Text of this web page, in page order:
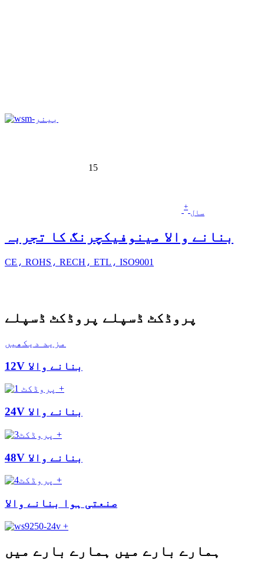
15
+
سال
بنانے والا مینوفیکچرنگ کا تجربہ
CE، ROHS، RECH، ETL، ISO9001
پروڈکٹ ڈسپلے پروڈکٹ ڈسپلے
مزید دیکھیں
12V بنانے والا
+
24V بنانے والا
+
48V بنانے والا
+
صنعتی ہوا بنانے والا
+
ہمارے بارے میں ہمارے بارے میں